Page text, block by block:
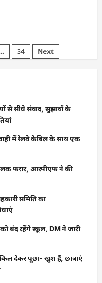
34 Next
से सीधे संवाद, सुझावों के
में रेलवे केबिल के साथ एक
फरार, आरपीएफ ने की
समिति का
बंद रहेंगे स्कूल, DM ने जारी
देकर पूछा- खुश हैं, छात्राएं